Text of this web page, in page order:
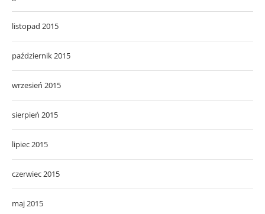
listopad 2015
październik 2015
wrzesień 2015
sierpień 2015
lipiec 2015
czerwiec 2015
maj 2015